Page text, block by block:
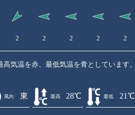
2 2 2 2 2
気温を赤、最低気温を青としています。
風向 東 最高 28℃ 最低 21℃